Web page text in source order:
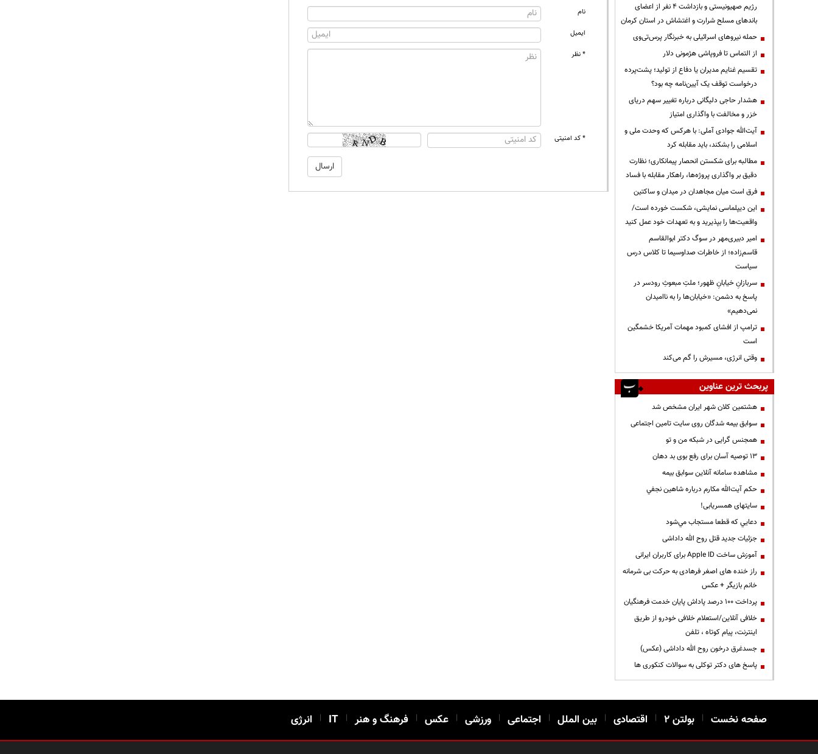
نام
ایمیل
* نظر
* کد امنیتی
رژیم صهیونیستی و بازداشت ۴ نفر از اعضای
باندهای مسلح شرارت و اغتشاش در استان کرمان
حمله نیروهای اسرائیلی به خبرنگار پرس‌تی‌وی
از التماس تا فروپاشی هژمونی دلار
تقسیم غنایم مدیران یا دفاع از تولید؛ پشت‌پرده
درخواست توقف یک آیین‌نامه چه بود؟
هشدار حاجی دلیگانی درباره تغییر سهم دریای
خزر و مخالفت با واگذاری امتیاز
آیت‌الله جوادی آملی: با هرکس که وحدت ملی و
اسلامی را بشکند، باید مقابله کرد
مطالبه برای شکستن انحصار پیمانکاری؛ نظارت
دقیق بر واگذاری پروژه‌ها، راهکار مقابله با فساد
فرق است میان مجاهدان در میدان و ساکتین
این دیپلماسی نمایشی، شکست خورده است/
واقعیت‌ها را بپذیرید و به تعهدات خود عمل کنید
امیر دبیری‌مهر در سوگ دکتر ابوالقاسم
قاسم‌زاده؛ از خاطرات صداوسیما تا کلاس درس
سیاست
سربازانِ خیابانِ ظهور؛ ملتِ مبعوثِ رودسر در
پاسخ به دشمن: «خیابان‌ها را به ناامیدان
نمی‌دهیم»
ترامپ از افشای کمبود مهمات آمریکا خشمگین
است
وقتی انرژی، مسیرش را گم می‌کند
پربحث ترین عناوین
هشتمین کلان شهر ایران مشخص شد
سوابق بیمه شدگان روی سایت تامین اجتماعی
همجنس گرایی در شبکه من و تو
13 توصیه آسان برای رفع بوی بد دهان
مشاهده سامانه آنلاين سوابق بیمه
حكم آيت‌الله مكارم درباره شاهين نجفي
سایتهای همسریابی!
دعايي كه قطعا مستجاب مي‌شود
جزئیات جدید قتل روح الله داداشی
آموزش ساخت Apple ID برای کاربران ایرانی
راز خنده های اصغر فرهادی به حرکت بی شرمانه
خانم بازیگر + عکس
پرداخت ۱۰۰ درصد پاداش پایان خدمت فرهنگیان
خلافی آنلاین/استعلام خلافی خودرو از طریق
اینترنت، پیام کوتاه ، تلفن
جسدغرق درخون روح الله داداشی (عکس)
پاسخ های دکتر توکلی به سوالات کنکوری ها
صفحه نخست | بولتن ۲ | اقتصادی | بین الملل | اجتماعی | ورزشی | عکس | فرهنگ و هنر |
IT
| انرژی